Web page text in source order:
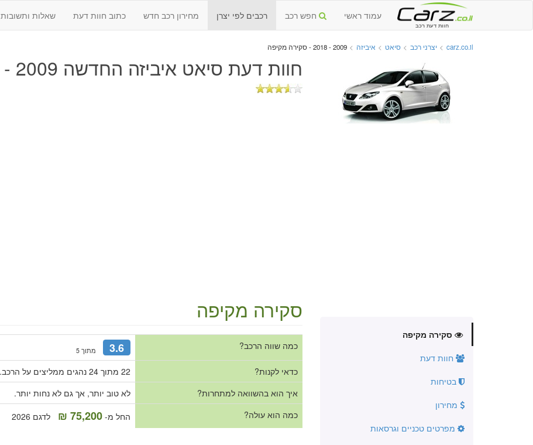
חוות דעת רכב
עמוד ראשי חפש רכב רכבים לפי יצרן מחירון רכב חדש כתוב חוות דעת שאלות ותשובות
carz.co.il
> יצרני רכב > סיאט > איביזה > 2009 - 2018 - סקירה מקיפה
חוות דעת סיאט איביזה החדשה 2009 - 2018
סקירה מקיפה
חוות דעת
בטיחות
מחירון
מפרטים טכניים וגרסאות
סקירה מקיפה
כמה שווה הרכב? 3.6 מתוך 5
כדאי לקנות?
22 מתוך 24 נהגים ממליצים על הרכב.
איך הוא בהשוואה למתחרות?
לא טוב יותר, אך גם לא נחות יותר.
כמה הוא עולה?
החל מ-75,200 ₪ לדגם 2026